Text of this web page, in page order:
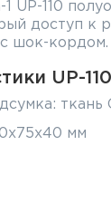
UP-110
доступ к
шок-кордом.
UP-
ткань
мм